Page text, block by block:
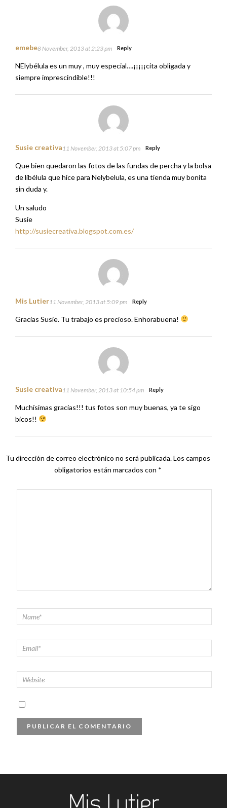
emebe8 November, 2013 at 2:23 pm Reply
NElybélula es un muy , muy especial….¡¡¡¡¡cita obligada y
siempre imprescindible!!!
Susie creativa 11 November, 2013 at 5:07 pm Reply
Que bien quedaron las fotos de las fundas de percha y la bolsa
de libélula que hice para Nelybelula, es una tienda muy bonita
sin duda y.
Un saludo
Susie
http://susiecreativa.blogspot.com.es/
Mis Lutier11 November, 2013 at 5:09 pm Reply
Gracias Susie. Tu trabajo es precioso. Enhorabuena!
Susie creativa 11 November, 2013 at 10:54 pm Reply
Muchísimas gracias!!! tus fotos son muy buenas, ya te sigo
bicos!!
Tu dirección de correo electrónico no será publicada.Los campos
obligatorios están marcados con *